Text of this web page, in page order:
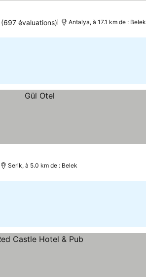
(697 évaluations) Antalya, à 17.1 km de : Belek
Serik, à 5.0 km de : Belek